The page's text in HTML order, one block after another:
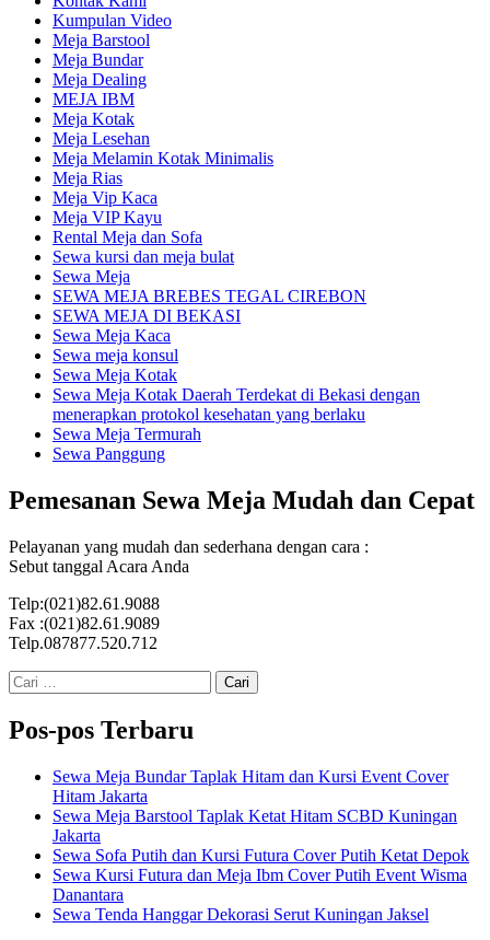
Kumpulan Video
Meja Barstool
Meja Bundar
Meja Dealing
MEJA IBM
Meja Kotak
Meja Lesehan
Meja Melamin Kotak Minimalis
Meja Rias
Meja Vip Kaca
Meja VIP Kayu
Rental Meja dan Sofa
Sewa kursi dan meja bulat
Sewa Meja
SEWA MEJA BREBES TEGAL CIREBON
SEWA MEJA DI BEKASI
Sewa Meja Kaca
Sewa meja konsul
Sewa Meja Kotak
Sewa Meja Kotak Daerah Terdekat di Bekasi dengan
menerapkan protokol kesehatan yang berlaku
Sewa Meja Termurah
Sewa Panggung
Pemesanan Sewa Meja Mudah dan Cepat
Pelayanan yang mudah dan sederhana dengan cara :
Sebut tanggal Acara Anda
Telp:(021)82.61.9088
Fax :(021)82.61.9089
Telp.087877.520.712
Cari
untuk:
Pos-pos Terbaru
Sewa Meja Bundar Taplak Hitam dan Kursi Event Cover
Hitam Jakarta
Sewa Meja Barstool Taplak Ketat Hitam SCBD Kuningan
Jakarta
Sewa Sofa Putih dan Kursi Futura Cover Putih Ketat Depok
Sewa Kursi Futura dan Meja Ibm Cover Putih Event Wisma
Danantara
Sewa Tenda Hanggar Dekorasi Serut Kuningan Jaksel